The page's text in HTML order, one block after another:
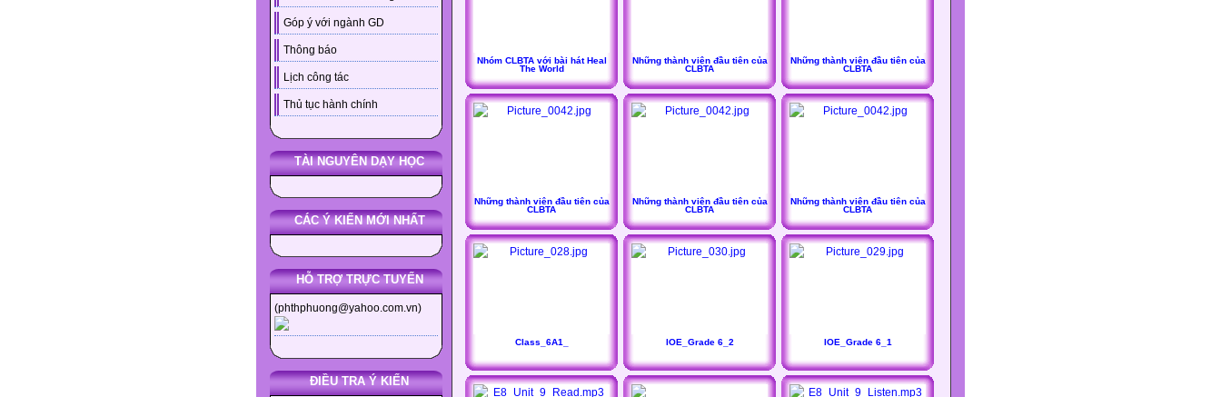
Góp ý với ngành GD
Thông báo
Lịch công tác
Thủ tục hành chính
TÀI NGUYÊN DẠY HỌC
CÁC Ý KIẾN MỚI NHẤT
HỖ TRỢ TRỰC TUYẾN
(phthphuong@yahoo.com.vn)
ĐIỀU TRA Ý KIẾN
Nhóm CLBTA với bài hát Heal
The World
Những thành viên đầu tiên của
CLBTA
Những thành viên đầu tiên của
CLBTA
Những thành viên đầu tiên của
CLBTA
Những thành viên đầu tiên của
CLBTA
Những thành viên đầu tiên của
CLBTA
Class_6A1_ IOE_Grade 6_2 IOE_Grade 6_1